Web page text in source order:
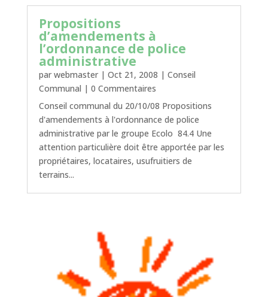
Propositions
d’amendements à
l’ordonnance de police
administrative
par webmaster| Oct 21, 2008 | Conseil
Communal | 0 Commentaires
Conseil communal du 20/10/08 Propositions
d'amendements à l'ordonnance de police
administrative par le groupe Ecolo 84.4 Une
attention particulière doit être apportée par les
propriétaires, locataires, usufruitiers de
terrains...